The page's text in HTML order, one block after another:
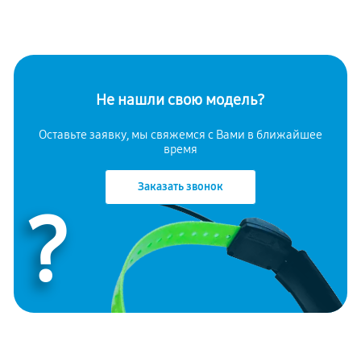
Не нашли свою модель?
Оставьте заявку, мы свяжемся с Вами в ближайшее
время
Заказать звонок
?